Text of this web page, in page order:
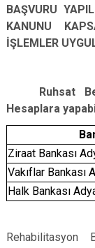
BAŞVURU
KANUNU
İŞLEMLER
Ruhsat
Hesaplara
Ziraat Bankası
Vakıflar Bankası
Halk Bankası
Rehabilitasyon